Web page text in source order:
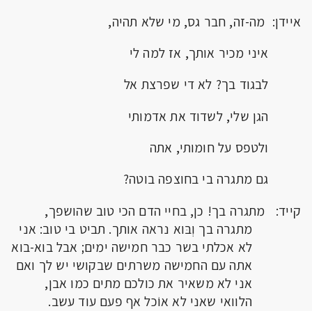
איידן: מה-זה, חבר גס, מי שלא תהיה,
איני מכיר אותך, אז למה לי
לבגוד בך? לא די שפרצת אל
הגן שלי, לשדוד את אדמותי
ולטפס על חומותי, אתה
גם מתגרה בי בחוצפה בוטה?
קייד: מתגרה בך! כן, בחיי הדם הכי טוב שהושפך,
מתגרה בך וְבּוא נראה אותך. תביט בי טוב: אני
לא אכלתי בשר כבר חמישה ימים; אבל בוא-בוא
אתה עם החמישה משרתים שבקושי יש לך ואם
אני לא משאיר את כולכם מתים כמו אבן,
הלוואי שאני לא אוֹכל אף פעם עוד עשב.